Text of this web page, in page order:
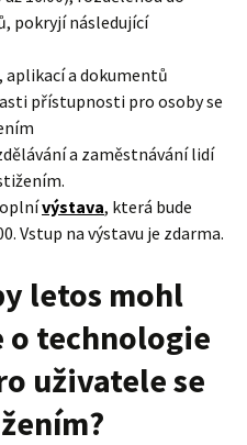
pokryjí následující
a dokumentů
přístupnosti pro osoby se
a zaměstnávání lidí
výstava, která bude
Vstup na výstavu je zdarma.
letos mohl
o technologie
uživatele se